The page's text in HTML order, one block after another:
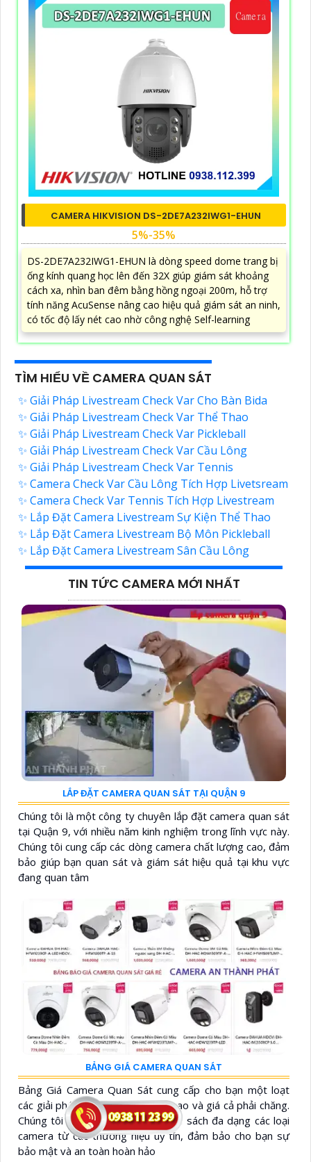
CAMERA HIKVISION DS-2DE7A232IWG1-EHUN
5%-35%
DS-2DE7A232IWG1-EHUN là dòng speed dome trang bị
ống kính quang học lên đến 32X giúp giám sát khoảng
cách xa, nhìn ban đêm bằng hồng ngoại 200m, hỗ trợ
tính năng AcuSense nâng cao hiệu quả giám sát an ninh,
có tốc độ lấy nét cao nhờ công nghệ Self-learning
TÌM HIỂU VỀ CAMERA QUAN SÁT
✨ Giải Pháp Livestream Check Var Cho Bàn Bida
✨ Giải Pháp Livestream Check Var Thể Thao
✨ Giải Pháp Livestream Check Var Pickleball
✨ Giải Pháp Livestream Check Var Cầu Lông
✨ Giải Pháp Livestream Check Var Tennis
✨ Camera Check Var Cầu Lông Tích Hợp Livetsream
✨ Camera Check Var Tennis Tích Hợp Livestream
✨ Lắp Đặt Camera Livestream Sự Kiện Thể Thao
✨ Lắp Đặt Camera Livestream Bộ Môn Pickleball
✨ Lắp Đặt Camera Livestream Sân Cầu Lông
TIN TỨC CAMERA MỚI NHẤT
LẮP ĐẶT CAMERA QUAN SÁT TẠI QUẬN 9
Chúng tôi là một công ty chuyên lắp đặt camera quan sát
tại Quận 9, với nhiều năm kinh nghiệm trong lĩnh vực này.
Chúng tôi cung cấp các dòng camera chất lượng cao, đảm
bảo giúp bạn quan sát và giám sát hiệu quả tại khu vực
đang quan tâm
BẢNG GIÁ CAMERA QUAN SÁT
Bảng Giá Camera Quan Sát cung cấp cho bạn một loạt
các giải pháp an ninh chất lượng cao và giá cả phải chăng.
Chúng tôi mang đến cho bạn danh sách đa dạng các loại
camera từ các thương hiệu uy tín, đảm bảo cho bạn sự
bảo mật và an toàn hoàn hảo